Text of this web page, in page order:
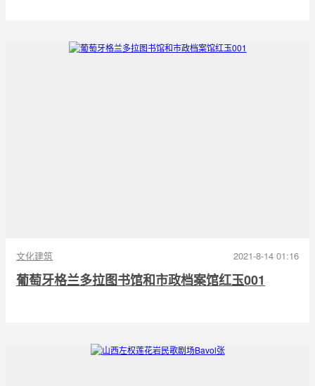
文化建筑 2021-8-14 01:16
葡萄牙格兰多拉图书馆和市政档案馆红玉001